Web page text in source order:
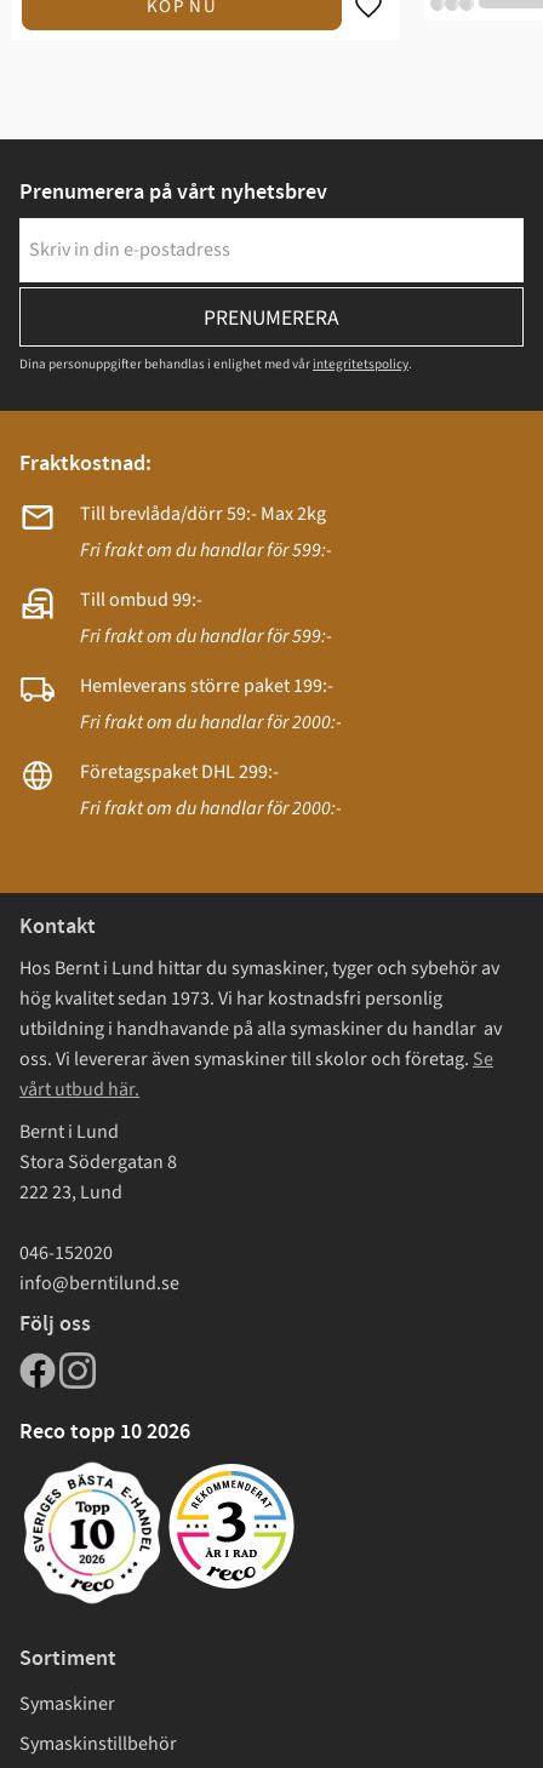
Prenumerera på vårt nyhetsbrev
PRENUMERERA
Dina personuppgifter behandlas i enlighet med vår integritetspolicy.
Fraktkostnad:
Till brevlåda/dörr 59:- Max 2kg
Fri frakt om du handlar för 599:-
Till ombud 99:-
Fri frakt om du handlar för 599:-
Hemleverans större paket 199:-
Fri frakt om du handlar för 2000:-
Företagspaket DHL 299:-
Fri frakt om du handlar för 2000:-
Kontakt
Hos Bernt i Lund hittar du symaskiner, tyger och sybehör av
hög kvalitet sedan 1973. Vi har kostnadsfri personlig
utbildning i handhavande på alla symaskiner du handlar av
oss. Vi levererar även symaskiner till skolor och företag. Se
vårt utbud här.
Bernt i Lund
Stora Södergatan 8
222 23, Lund
046-152020
info@berntilund.se
Följ oss
Reco topp 10 2026
Sortiment
Symaskiner
Symaskinstillbehör